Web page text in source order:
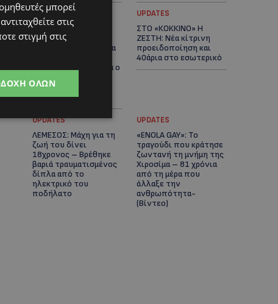
UPDATES
ΛΑΤΣΙΑ-ΓΕΡΙ: Στο
επίκεντρο η
δημιουργία δομών για
ανήλικους – Αντιδρά ο
προϋποθέσεις το
Κίνημα Οικολόγων
UPDATES
ΣΤΟ «ΚΟΚΚΙΝΟ» Η
ΖΕΣΤΗ: Νέα κίτρινη
προειδοποίηση και
40άρια στο εσωτερικό
UPDATES
ΛΕΜΕΣΟΣ: Μάχη για τη
ζωή του δίνει
18χρονος – Βρέθηκε
βαριά τραυματισμένος
δίπλα από το
ηλεκτρικό του
ποδήλατο
UPDATES
«ENOLA GAY»: Το
τραγούδι που κράτησε
ζωντανή τη μνήμη της
Χιροσίμα – 81 χρόνια
από τη μέρα που
άλλαξε την
ανθρωπότητα-
(Bίντεο)
μπορεί
στις
στιγμή στις
ΌΛΩΝ